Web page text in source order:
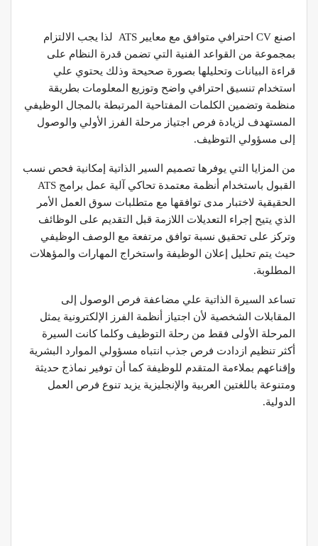
اصنع CV احترافي متوافق مع معايير ATS لذا يجب الالتزام
بمجموعة من القواعد الفنية التي تضمن قدرة النظام على
قراءة البيانات وتحليلها بصورة صحيحة وذلك يحتوي علي
استخدام تنسيق احترافي واضح وتوزيع المعلومات بطريقة
منظمة وتضمين الكلمات المفتاحية المرتبطة بالمجال الوظيفي
المستهدف لزيادة فرص اجتياز مرحلة الفرز الأولي والوصول
إلى مسؤولي التوظيف.
من المزايا التي يوفرها تصميم السير الذاتية إمكانية فحص نسب
القبول باستخدام أنظمة معتمدة تحاكي آلية عمل برامج ATS
الحقيقية لاختبار مدى توافقها مع متطلبات سوق العمل الأمر
الذي يتيح إجراء التعديلات اللازمة قبل التقديم على الوظائف
وتركز على تحقيق نسبة توافق مرتفعة مع الوصف الوظيفي
حيث يتم تحليل إعلان الوظيفة واستخراج المهارات والمؤهلات
المطلوبة.
تساعد السيرة الذاتية علي مضاعفة فرص الوصول إلى
المقابلات الشخصية لأن اجتياز أنظمة الفرز الإلكترونية يمثل
المرحلة الأولى فقط من رحلة التوظيف وكلما كانت السيرة
أكثر تنظيم ازدادت فرص جذب انتباه مسؤولي الموارد البشرية
وإقناعهم بملاءمة المتقدم للوظيفة كما أن توفير نماذج حديثة
ومتنوعة باللغتين العربية والإنجليزية يزيد تنوع فرص العمل
الدولية.